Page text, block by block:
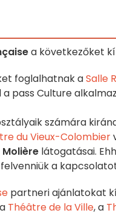
a következőket
foglalhatnak aSalle
pass Culture
számára
du Vieux-Colombier
látogatásai.
a
partneri ajánlatokat
Théâtre de la Ville, a